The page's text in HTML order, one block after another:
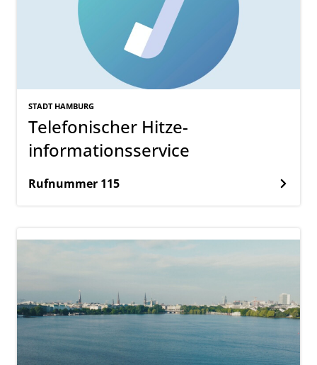
STADT HAMBURG
Telefonischer Hitze-
informationsservice
Rufnummer 115